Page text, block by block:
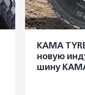
KAMA
новую
шину